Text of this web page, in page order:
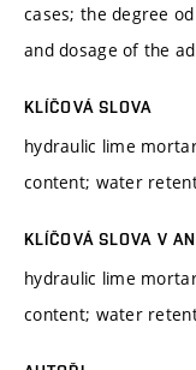
cases; the degree
and dosage of the
KLÍČOVÁ SLOVA
hydraulic lime
content; water
KLÍČOVÁ SLOVA V
hydraulic lime
content; water